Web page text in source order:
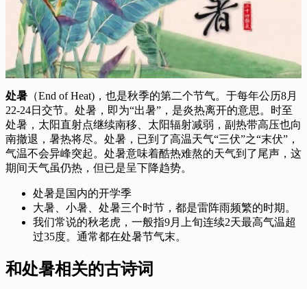
处暑 （End of Heat)，也是秋季的第二个节气。于每年公历8月
22-24日交节。处暑，即为“出暑”，是炎热离开的意思。时至
处暑，太阳直射点继续南移、太阳辐射减弱，副热带高压也向
南撤退，暑热将尽。处暑，已到了高温天气“三伏”之“末伏”，
气温不会异峰突起。处暑意味着酷热难熬的天气到了尾声，这
期间天气虽仍热，但已是呈下降趋势。
处暑是国内的开学季
大暑、小暑、处暑三个时节，都是雷阵雨频繁的时期。
我们常说的秋老虎，一般指9月上旬连续2天最高气温超
过35度。通常都在处暑节气末。
和处暑相关的古诗词